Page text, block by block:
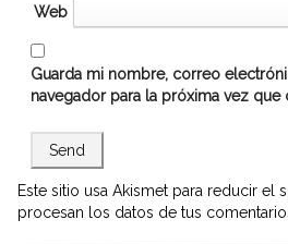
Web
Guarda mi nombre, correo
navegador para la próxima vez que
Este sitio usa Akismet para reducir el
procesan los datos de tus